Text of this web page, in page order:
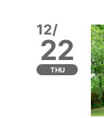
12/
22
THU